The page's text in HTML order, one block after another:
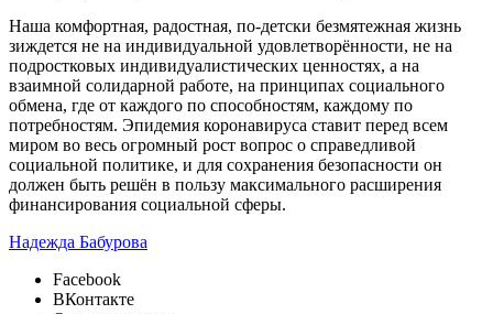
Наша комфортная, радостная, по-детски безмятежная жизнь
зиждется не на индивидуальной удовлетворённости, не на
подростковых индивидуалистических ценностях, а на
взаимной солидарной работе, на принципах социального
обмена, где от каждого по способностям, каждому по
потребностям. Эпидемия коронавируса ставит перед всем
миром во весь огромный рост вопрос о справедливой
социальной политике, и для сохранения безопасности он
должен быть решён в пользу максимального расширения
финансирования социальной сферы.
Надежда Бабурова
Facebook
ВКонтакте